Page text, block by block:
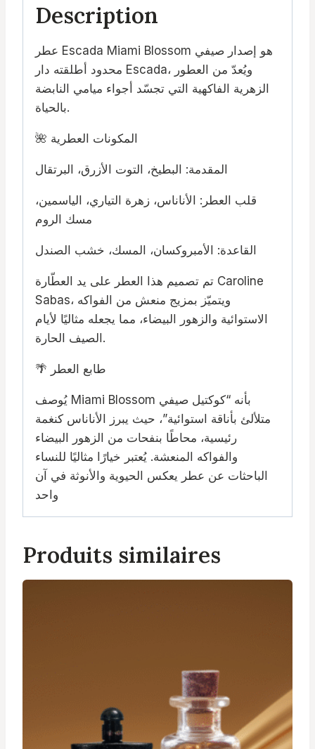
Description
عطر Escada Miami Blossom هو إصدار صيفي
محدود أطلقته دار Escada، ويُعدّ من العطور
الزهرية الفاكهية التي تجسّد أجواء ميامي النابضة
بالحياة.
🌺 المكونات العطرية
المقدمة: البطيخ، التوت الأزرق، البرتقال
قلب العطر: الأناناس، زهرة التياري، الياسمين،
مسك الروم
القاعدة: الأمبروكسان، المسك، خشب الصندل
تم تصميم هذا العطر على يد العطّارة Caroline
Sabas، ويتميّز بمزيج منعش من الفواكه
الاستوائية والزهور البيضاء، مما يجعله مثاليًا لأيام
الصيف الحارة.
🌴 طابع العطر
يُوصف Miami Blossom بأنه “كوكتيل صيفي
متلألئ بأناقة استوائية”، حيث يبرز الأناناس كنغمة
رئيسية، محاطًا بنفحات من الزهور البيضاء
والفواكه المنعشة. يُعتبر خيارًا مثاليًا للنساء
الباحثات عن عطر يعكس الحيوية والأنوثة في آن
واحد
Produits similaires